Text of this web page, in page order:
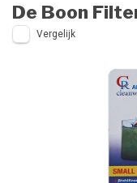
De Boon
Vergelijk